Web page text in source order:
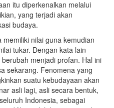
itu diperkenalkan melalui
yang terjadi akan
budaya.
nilai guna kemudian
tukar. Dengan kata lain
menjadi profan. Hal ini
sekarang. Fenomena yang
suatu kebudayaan akan
asli lagi, asli secara bentuk,
Indonesia, sebagai